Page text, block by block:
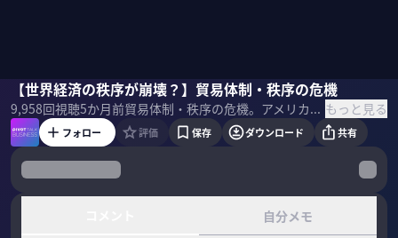
【世界経済の秩序が崩壊？】貿易体制・秩序の危機
9,958回視聴5か月前 貿易体制・秩序の危機。アメリカと世界の温度差とは。日本と世界の意識の違いとは。WTO体制からターンベリー体制へ。 なぜ世界経済の秩序が崩壊しつつあるのか菅原淳一氏に聞いた。 ＜ゲスト＞ 菅原淳一｜オウルズコンサルティンググループ シニアフェロー OECD日本政府代表部専門調査員、みずほリサーチ＆テクノロジーズなどを経て現職。通商政策・経済安全保障の政策分析に長年従事。WTO、EPA、TPP、RCEP等に精通。日米中関係や経済安保戦略が専門。 ＜目次＞ もっと見る
菅原淳一小手森千紗
フォロー 評価 保存 ダウンロード 共有
自分メモ